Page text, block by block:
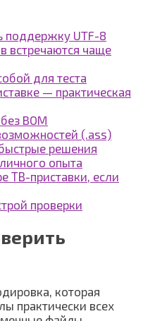
поддержку UTF-8
встречаются чаще
для теста
— практическая
BOM
(.ass)
решения
опыта
ТВ-приставки, если
проверки
которая
практически всех